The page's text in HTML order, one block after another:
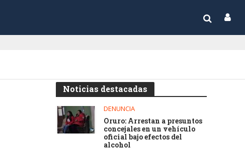
Noticias destacadas
DENUNCIA
Oruro: Arrestan a presuntos
concejales en un vehículo
oficial bajo efectos del
alcohol